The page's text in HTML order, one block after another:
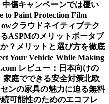
傷キャンペーンでは覆い
to Paint Protection Film
クラウドネイティブテク
ASPMのメリットポータブ
？メリットと選び方を徹底
Your Vehicle While Making
レビュー：日本向けの
家庭でできる安全対策北欧
ンの家具の魅力に迫る無料
可能性のためのエコフレ